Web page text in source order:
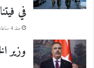
في
منذ 4 ساعات
وزير